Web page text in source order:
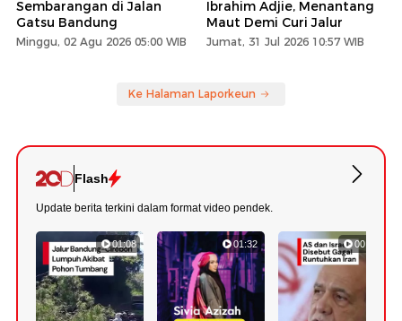
Sembarangan di Jalan
Gatsu Bandung
Minggu, 02 Agu 2026 05:00 WIB
Ibrahim Adjie, Menantang
Maut Demi Curi Jalur
Jumat, 31 Jul 2026 10:57 WIB
Ke Halaman Laporkeun
Flash
Update berita terkini dalam format video pendek.
01:08 01:32 00:52